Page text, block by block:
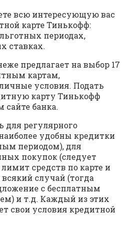
всю интересующую вас
карте Тинькофф:
периодах,
ставках.
предлагает на выбор 17
картам,
условия. Подать
карту Тинькофф
банка.
регулярного
удобны кредитки
периодом), для
покупок (следует
средств по карте и
случай (тогда
с бесплатным
и т.д. Каждый из этих
свои условия кредитной